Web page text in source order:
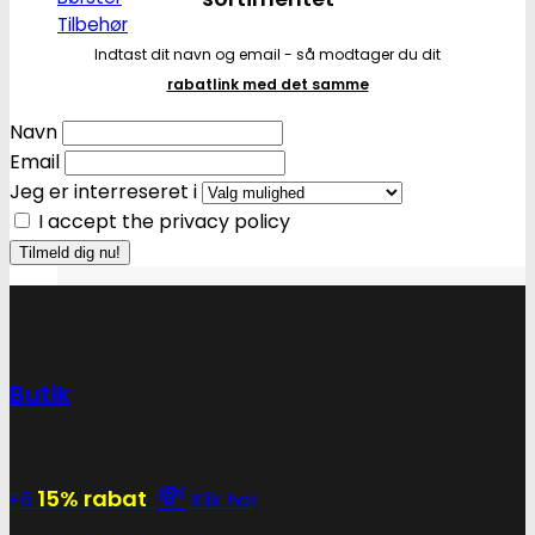
Tilbehør
Indtast dit navn og email - så modtager du dit
rabatlink med det samme
Navn
Email
Jeg er interreseret i
I accept the privacy policy
Butik
Få 15% rabat 💸 Klik her